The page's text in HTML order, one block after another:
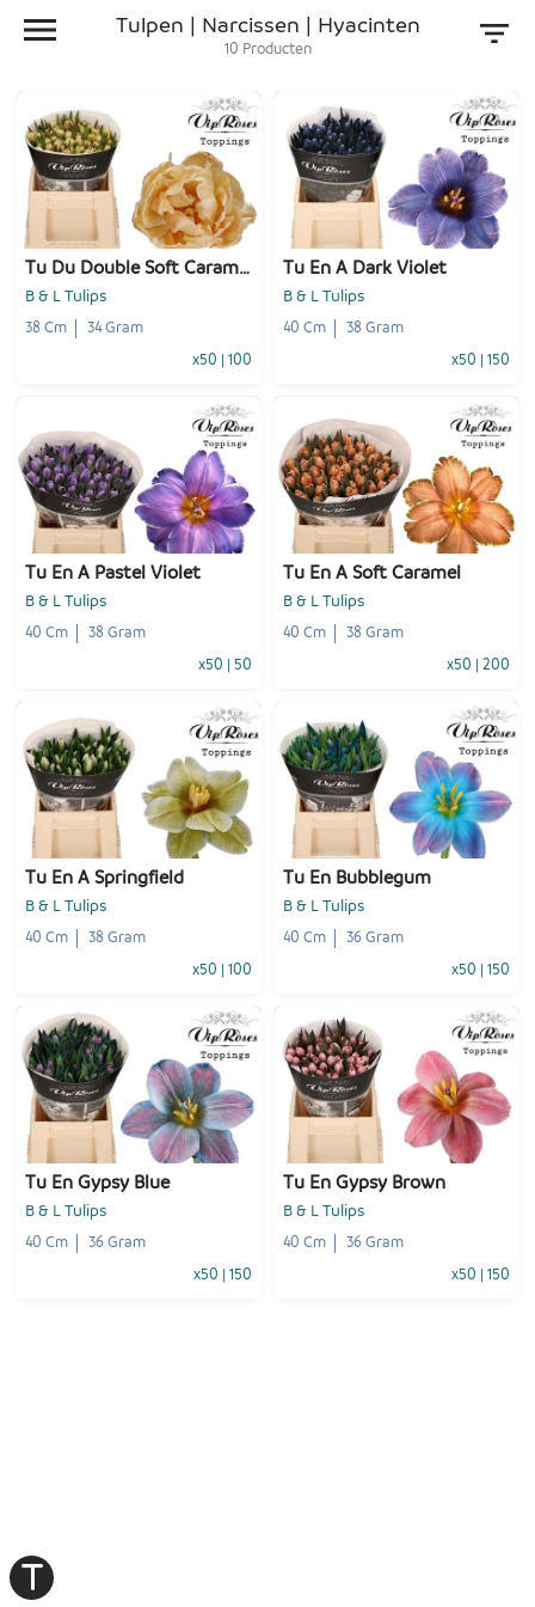
Tulpen | Narcissen | Hyacinten
10 Producten
Tu Du Double Soft Caramel
B & L Tulips
38 Cm 34 Gram
x50 100
- 1 + Voeg toe
Tu En A Dark Violet
B & L Tulips
40 Cm 38 Gram
x50 150
- 1 + Voeg toe
Tu En A Pastel Violet
B & L Tulips
40 Cm 38 Gram
x50 50
- 1 + Voeg toe
Tu En A Soft Caramel
B & L Tulips
40 Cm 38 Gram
x50 200
- 1 + Voeg toe
Tu En A Springfield
B & L Tulips
40 Cm 38 Gram
x50 100
- 1 + Voeg toe
Tu En Bubblegum
B & L Tulips
40 Cm 36 Gram
x50 150
- 1 + Voeg toe
Tu En Gypsy Blue
B & L Tulips
40 Cm 36 Gram
x50 150
Tu En Gypsy Brown
B & L Tulips
40 Cm 36 Gram
x50 150
T